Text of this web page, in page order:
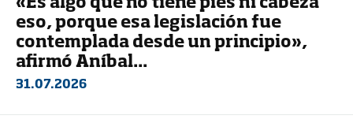
«Es algo que no tiene pies ni cabeza
eso, porque esa legislación fue
contemplada desde un principio»,
afirmó Aníbal...
31.07.2026